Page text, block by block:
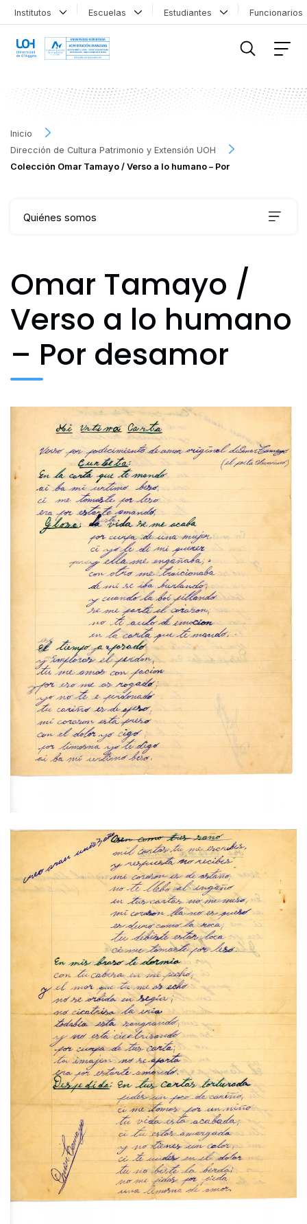
Institutos Escuelas Estudiantes
Inicio
Dirección de Cultura Patrimonio y Extensión UOH
Colección Omar Tamayo / Verso a lo humano – Por
Quiénes somos
Archivo Fotográfico y Documental
Contacto
Omar Tamayo /
Verso a lo humano
– Por desamor